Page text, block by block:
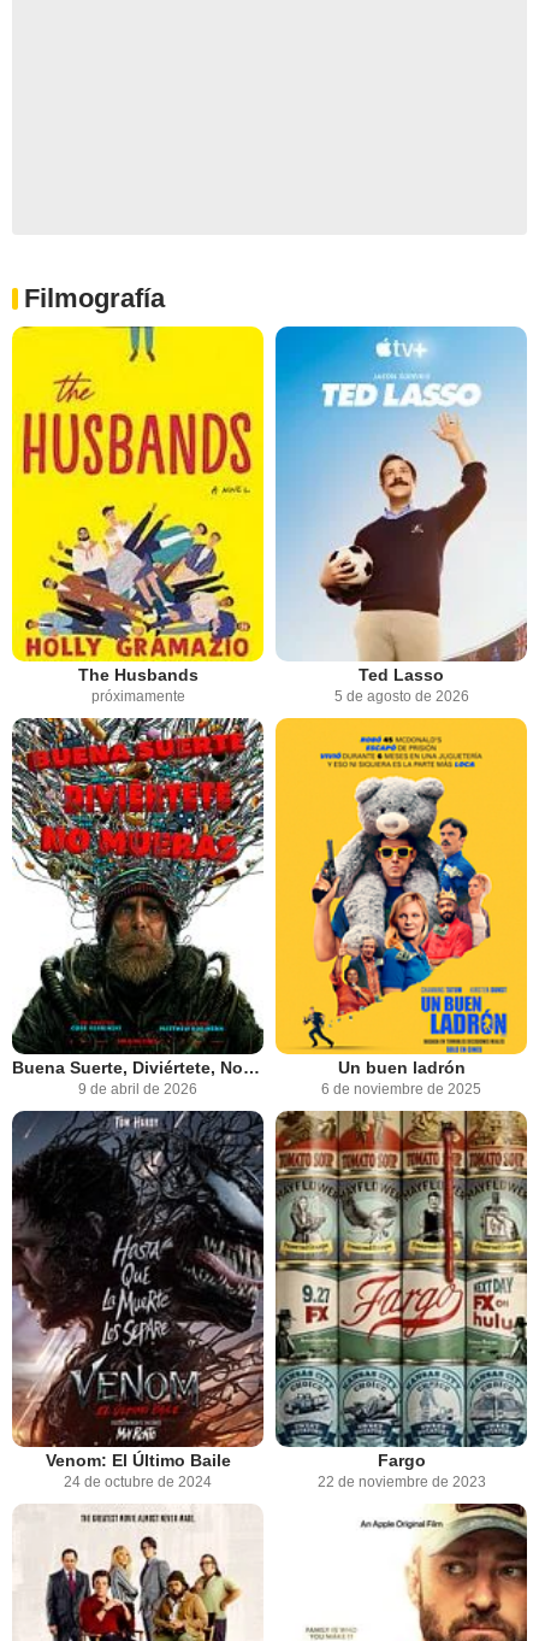
Filmografía
The Husbands
próximamente
Ted Lasso
5 de agosto de 2026
Buena Suerte, Diviértete, No Mueras
9 de abril de 2026
Un buen ladrón
6 de noviembre de 2025
Venom: El Último Baile
24 de octubre de 2024
Fargo
22 de noviembre de 2023